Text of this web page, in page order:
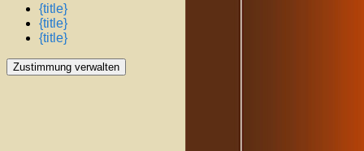
{title}
{title}
{title}
Zustimmung verwalten